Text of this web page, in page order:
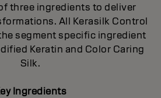
three ingredients to deliver
All Kerasilk Control
segment specific ingredient
Keratin and Color Caring
Silk.
Ingredients